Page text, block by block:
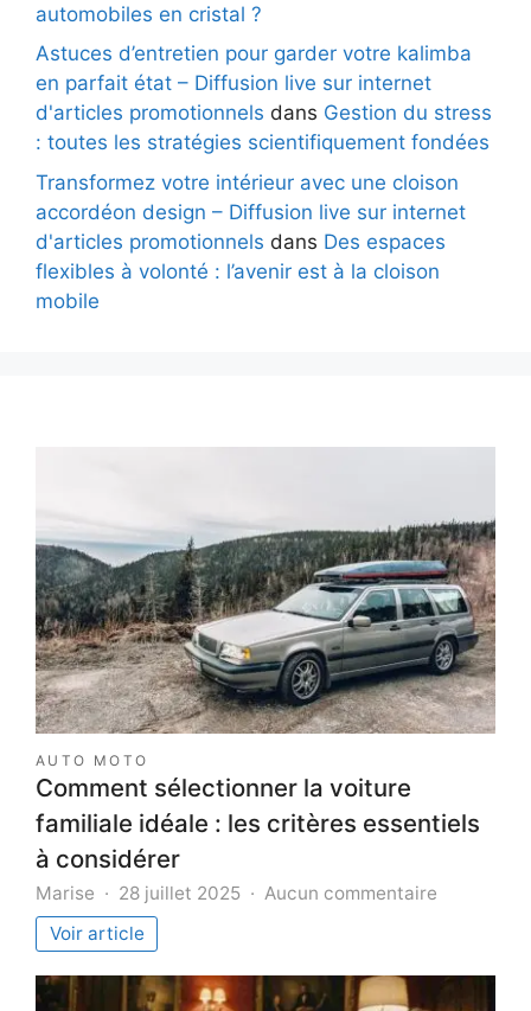
automobiles en cristal ?
Astuces d’entretien pour garder votre kalimba
en parfait état – Diffusion live sur internet
d'articles promotionnels dans Gestion du stress
: toutes les stratégies scientifiquement fondées
Transformez votre intérieur avec une cloison
accordéon design – Diffusion live sur internet
d'articles promotionnels dans Des espaces
flexibles à volonté : l’avenir est à la cloison
mobile
AUTO MOTO
Comment sélectionner la voiture
familiale idéale : les critères essentiels
à considérer
Marise 28 juillet 2025 Aucun commentaire
la
Voir article